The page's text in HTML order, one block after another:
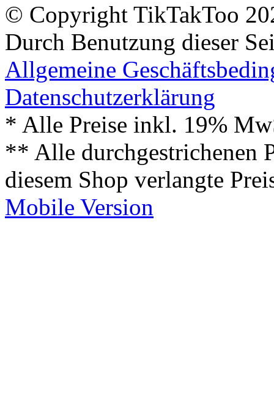
© Copyright TikTakToo
Durch Benutzung dieser
Allgemeine
Datenschutzerklärung
* Alle Preise inkl. 19%
** Alle durchgestrichenen
diesem Shop verlangte
Mobile Version